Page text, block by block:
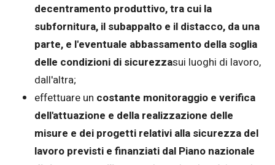
decentramento produttivo, tra cui la
subfornitura, il subappalto e il distacco, da una
parte, e l'eventuale abbassamento della soglia
delle condizioni di sicurezzasui luoghi di lavoro,
dall'altra;
effettuare un costante monitoraggio e verifica
dell'attuazione e della realizzazione delle
misure e dei progetti relativi alla sicurezza del
lavoro previsti e finanziati dal Piano nazionale